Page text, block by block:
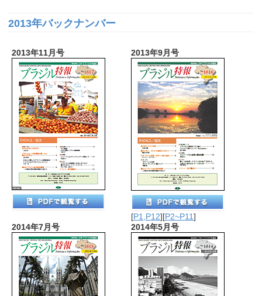
2013年バックナンバー
2013年11月号 2013年9月号
[P1,P12][P2~P11]
2014年7月号
2014年5月号